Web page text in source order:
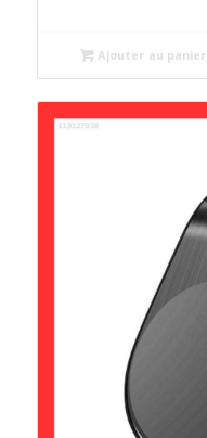
Ajouter au panier